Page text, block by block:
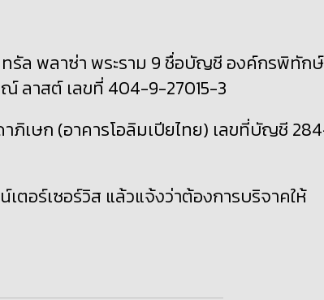
รัล พลาซ่า พระราม 9 ชื่อบัญชี องค์กรพิทักษ์
ลาสต์ เลขที่ 404-9-27015-3
ภิเษก (อาคารโอลิมเปียไทย) เลขที่บัญชี
ตอร์เซอร์วิส แล้วแจ้งว่าต้องการบริจาคให้